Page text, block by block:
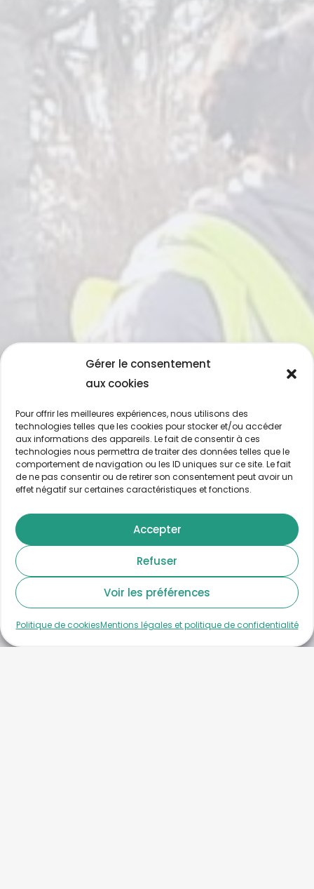
Gérer le consentement
aux cookies
Pour offrir les meilleures expériences, nous utilisons des
technologies telles que les cookies pour stocker et/ou accéder
aux informations des appareils. Le fait de consentir à ces
technologies nous permettra de traiter des données telles que le
comportement de navigation ou les ID uniques sur ce site. Le fait
de ne pas consentir ou de retirer son consentement peut avoir un
effet négatif sur certaines caractéristiques et fonctions.
Accepter
Refuser
Voir les préférences
Politique de cookiesMentions légales et politique de confidentialité